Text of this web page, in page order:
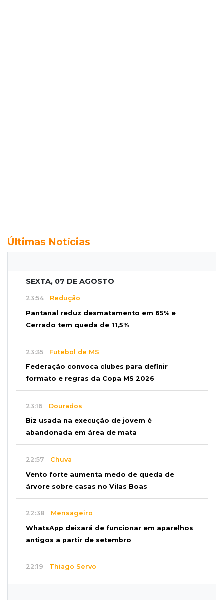
Últimas Notícias
SEXTA, 07 DE AGOSTO
23:54 Redução
Pantanal reduz desmatamento em 65% e
Cerrado tem queda de 11,5%
23:35 Futebol de MS
Federação convoca clubes para definir
formato e regras da Copa MS 2026
23:16 Dourados
Biz usada na execução de jovem é
abandonada em área de mata
22:57 Chuva
Vento forte aumenta medo de queda de
árvore sobre casas no Vilas Boas
22:38 Mensageiro
WhatsApp deixará de funcionar em aparelhos
antigos a partir de setembro
22:19 Thiago Servo